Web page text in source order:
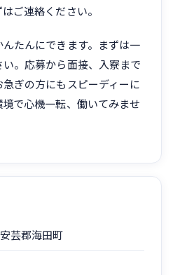
ご連絡ください。
たんにできます。まずは一
。応募から面接、入寮まで
ぎの方にもスピーディーに
で心機一転、働いてみませ
芸郡海田町